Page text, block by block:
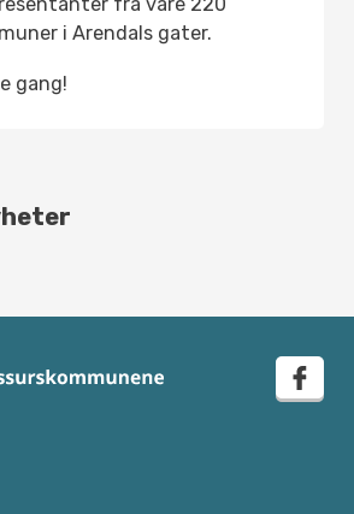
i Arendals gater.
gang!